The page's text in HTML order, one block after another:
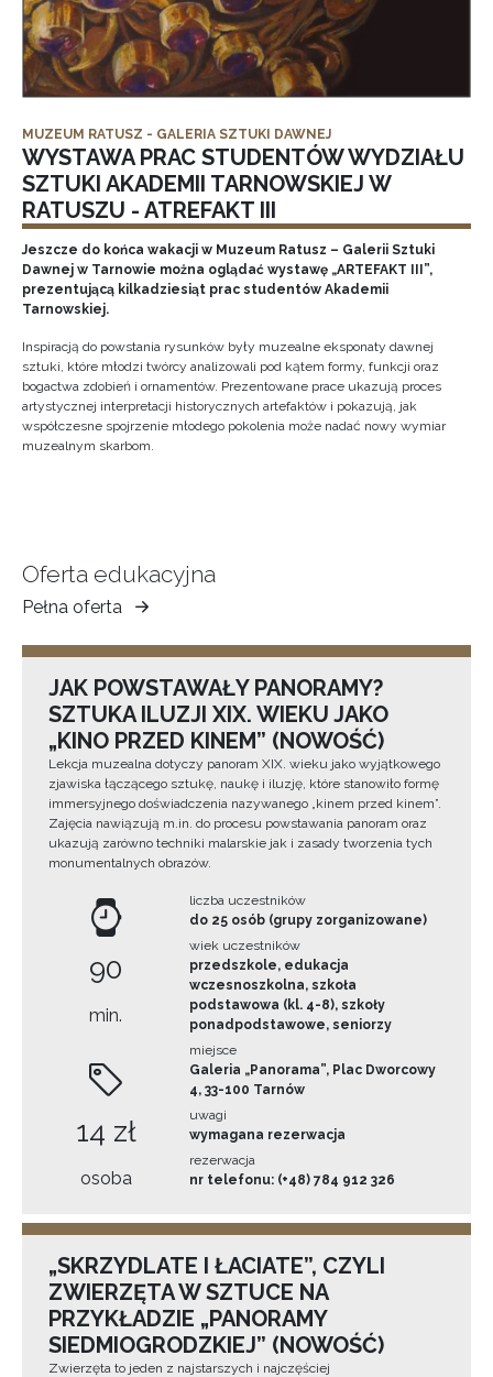
MUZEUM RATUSZ - GALERIA SZTUKI DAWNEJ
WYSTAWA PRAC STUDENTÓW WYDZIAŁU
SZTUKI AKADEMII TARNOWSKIEJ W
RATUSZU - ATREFAKT III
Jeszcze do końca wakacji w Muzeum Ratusz – Galerii Sztuki
Dawnej w Tarnowie można oglądać wystawę „ARTEFAKT III”,
prezentującą kilkadziesiąt prac studentów Akademii
Tarnowskiej.
Inspiracją do powstania rysunków były muzealne eksponaty dawnej
sztuki, które młodzi twórcy analizowali pod kątem formy, funkcji oraz
bogactwa zdobień i ornamentów. Prezentowane prace ukazują proces
artystycznej interpretacji historycznych artefaktów i pokazują, jak
współczesne spojrzenie młodego pokolenia może nadać nowy wymiar
muzealnym skarbom.
Oferta edukacyjna
Pełna oferta
Muzeum
Ziemi
JAK POWSTAWAŁY PANORAMY?
SZTUKA ILUZJI XIX. WIEKU JAKO
„KINO PRZED KINEM” (NOWOŚĆ)
Lekcja muzealna dotyczy panoram XIX. wieku jako wyjątkowego
zjawiska łączącego sztukę, naukę i iluzję, które stanowiło formę
immersyjnego doświadczenia nazywanego „kinem przed kinem”.
Zajęcia nawiązują m.in. do procesu powstawania panoram oraz
ukazują zarówno techniki malarskie jak i zasady tworzenia tych
monumentalnych obrazów.
90
min.
14 zł
osoba
liczba uczestników
do 25 osób (grupy zorganizowane)
wiek uczestników
przedszkole, edukacja
wczesnoszkolna, szkoła
podstawowa (kl. 4-8), szkoły
ponadpodstawowe, seniorzy
miejsce
Galeria „Panorama”, Plac Dworcowy
4, 33-100 Tarnów
uwagi
wymagana rezerwacja
rezerwacja
nr telefonu: (+48) 784 912 326
„SKRZYDLATE I ŁACIATE”, CZYLI
ZWIERZĘTA W SZTUCE NA
PRZYKŁADZIE „PANORAMY
SIEDMIOGRODZKIEJ” (NOWOŚĆ)
Zwierzęta to jeden z najstarszych i najczęściej